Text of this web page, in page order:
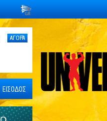
ΑΓΟΡΆ
ΕΙΣΟΔΟΣ